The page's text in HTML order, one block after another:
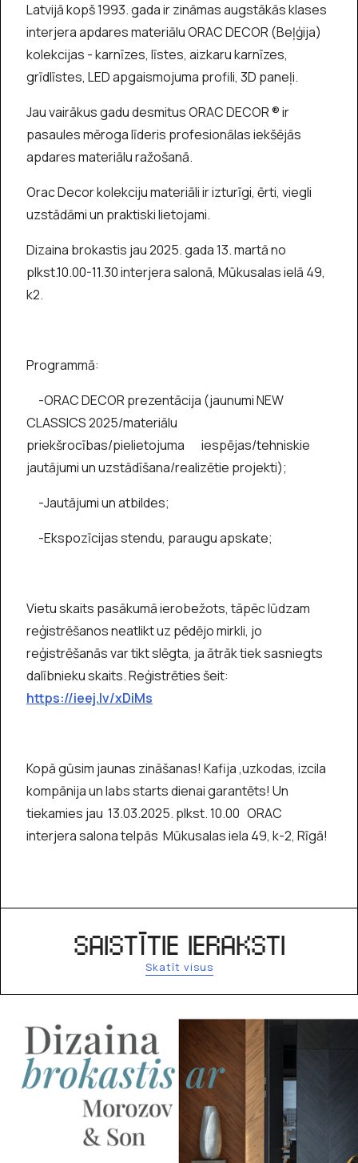
Latvijā kopš 1993. gada ir zināmas augstākās klases
interjera apdares materiālu ORAC DECOR (Beļģija)
kolekcijas - karnīzes, līstes, aizkaru karnīzes,
grīdlīstes, LED apgaismojuma profili, 3D paneļi.
Jau vairākus gadu desmitus ORAC DECOR ® ir
pasaules mēroga līderis profesionālas iekšējās
apdares materiālu ražošanā.
Orac Decor kolekciju materiāli ir izturīgi, ērti, viegli
uzstādāmi un praktiski lietojami.
Dizaina brokastis jau 2025. gada 13. martā no
plkst.10.00-11.30 interjera salonā, Mūkusalas ielā 49,
k2.
Programmā:
-ORAC DECOR prezentācija (jaunumi NEW
CLASSICS 2025/materiālu
priekšrocības/pielietojuma iespējas/tehniskie
jautājumi un uzstādīšana/realizētie projekti);
-Jautājumi un atbildes;
-Ekspozīcijas stendu, paraugu apskate;
Vietu skaits pasākumā ierobežots, tāpēc lūdzam
reģistrēšanos neatlikt uz pēdējo mirkli, jo
reģistrēšanās var tikt slēgta, ja ātrāk tiek sasniegts
dalībnieku skaits. Reģistrēties šeit:
https://ieej.lv/xDiMs
Kopā gūsim jaunas zināšanas! Kafija ,uzkodas, izcila
kompānija un labs starts dienai garantēts! Un
tiekamies jau 13.03.2025. plkst. 10.00 ORAC
interjera salona telpās Mūkusalas iela 49, k-2, Rīgā!
SAISTĪTIE IERAKSTI
Skatīt visus